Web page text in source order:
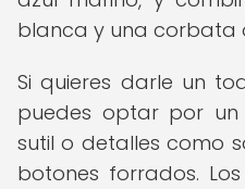
blanca y una corbata
Si quieres darle un
puedes optar por
sutil o detalles como
botones forrados.